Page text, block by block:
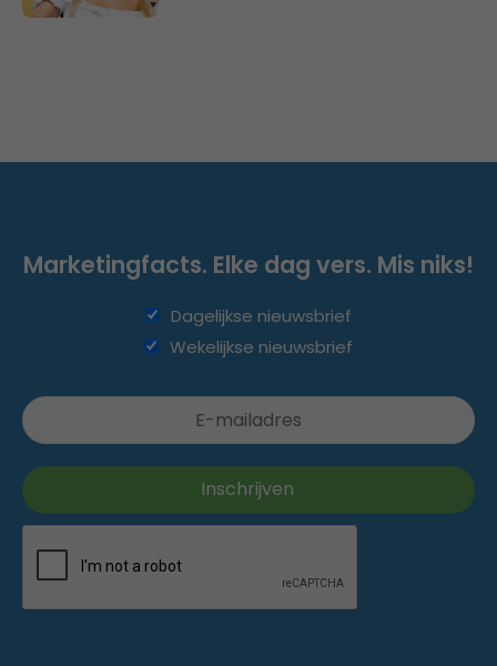
Marketingfacts. Elke dag vers. Mis niks!
Dagelijkse nieuwsbrief
Wekelijkse nieuwsbrief